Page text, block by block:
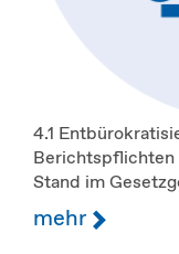
4.1
Berichtspflichten
Stand im
mehr